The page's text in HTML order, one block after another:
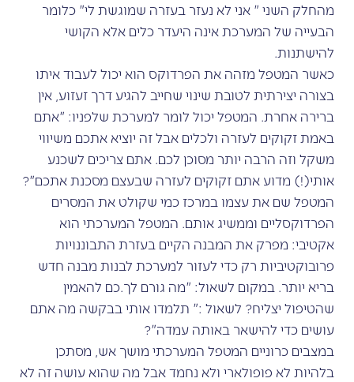
מהחלק השני " אני לא נעזר בעזרה שמוגשת לי" כלומר
הבעייה של המערכת אינה היעדר כלים אלא הקושי
להישתנות.
כאשר המטפל מזהה את הפרדוקס הוא יכול לעבוד איתו
בצורה יצירתית לטובת שינוי שחייב להגיע דרך זעזוע, אין
ברירה אחרת. המטפל יכול לומר למערכת שלפניו: "אתם
באמת זקוקים לעזרה ולכלים אבל זה יוציא אתכם משיווי
משקל וזה הרבה יותר מסוכן לכם. אתם צריכים לשכנע
אותי(!) מדוע אתם זקוקים לעזרה שבעצם מסכנת אתכם"?
המטפל שם את עצמו במרכז כמי שקולט את המסרים
הפרדוקסליים וממשיג אותם. המטפל המערכתי הוא
אקטיבי: מפרק את המבנה הקיים בעזרת התבוננויות
פרובוקטיביות רק כדי לעזור למערכת לבנות מבנה חדש
בריא יותר. במקום לשאול: "מה גורם לך.כם להאמין
שהטיפול יצליח? לשאול :" תלמדו אותי בבקשה מה אתם
עושים כדי להישאר באותה עמדה"?
במצבים כרוניים המטפל המערכתי מושך אש, מסתכן
בלהיות לא פופולארי ולא נחמד אבל מה שהוא עושה זה לא